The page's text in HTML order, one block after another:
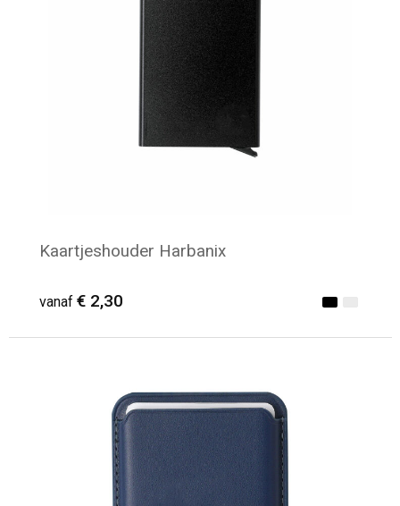
Kaartjeshouder Harbanix
vanaf € 2,30
Minimale afname: 34